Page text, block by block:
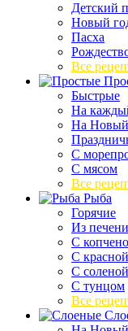
Детский
Новый
Пасха
Все
Быстрые
На
На Новый
С
С мясом
Все
Рыба
Горячие
Из
С
С
С
С тунцом
Все